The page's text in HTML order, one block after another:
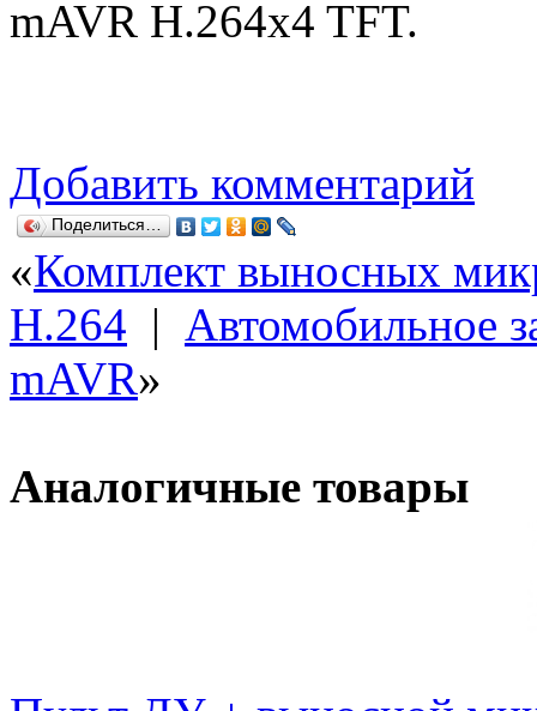
mAVR H.264x4 TFT.
Добавить комментарий
Поделиться…
«Комплект выносных
H.264 | Автомобильное
mAVR»
Аналогичные товары